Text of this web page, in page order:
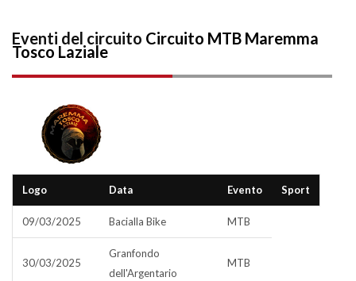
Eventi del circuito Circuito MTB Maremma
Tosco Laziale
Logo Data Evento Sport
09/03/2025 Bacialla Bike MTB
30/03/2025
Granfondo
dell'Argentario
MTB